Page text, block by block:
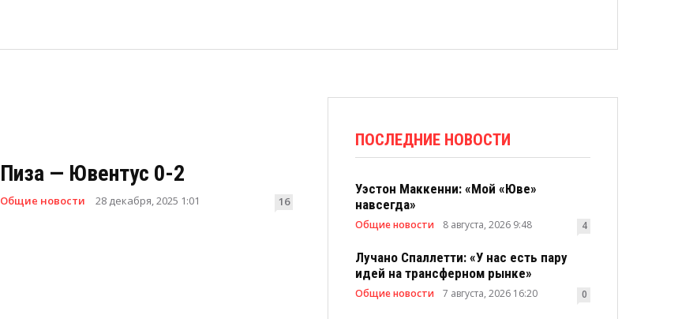
Пиза — Ювентус 0-2
Общие новости 28 декабря, 2025 1:01 16
ПОСЛЕДНИЕ НОВОСТИ
Уэстон Маккенни: «Мой «Юве»
навсегда»
Общие новости 8 августа, 2026 9:48 4
Лучано Спаллетти: «У нас есть пару
идей на трансферном рынке»
Общие новости 7 августа, 2026 16:20 0